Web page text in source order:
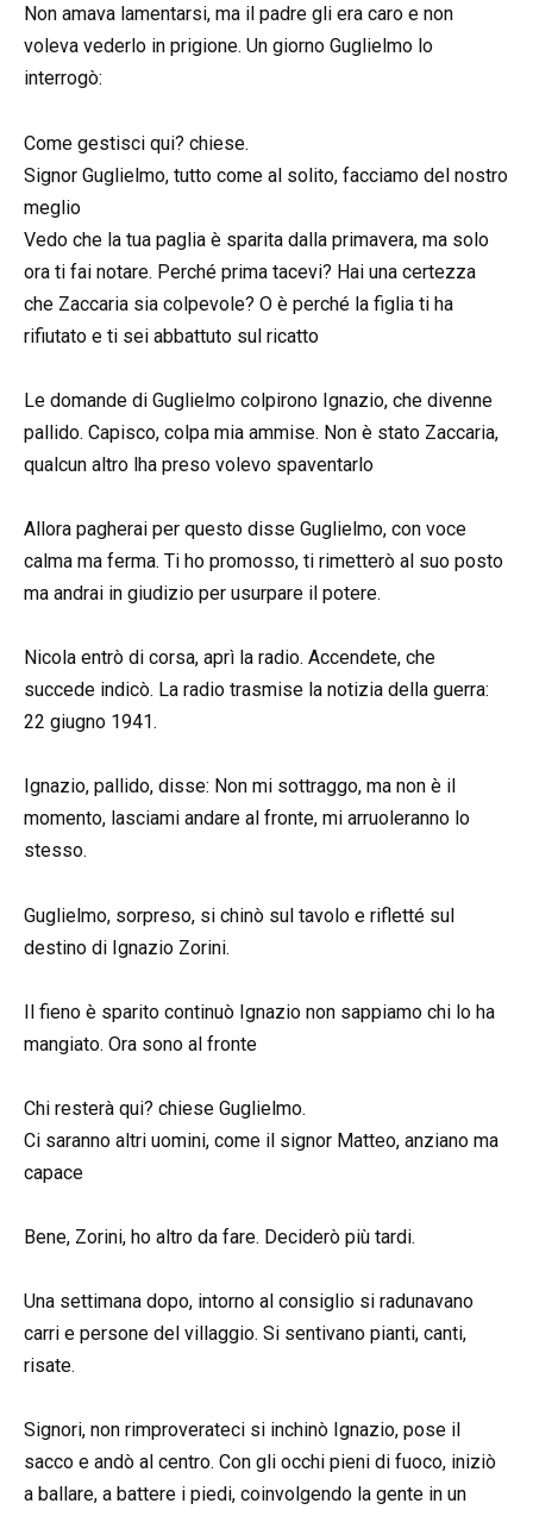
Non amava lamentarsi, ma il padre gli era caro e non
voleva vederlo in prigione. Un giorno Guglielmo lo
interrogò:
Come gestisci qui? chiese.
Signor Guglielmo, tutto come al solito, facciamo del nostro
meglio
Vedo che la tua paglia è sparita dalla primavera, ma solo
ora ti fai notare. Perché prima tacevi? Hai una certezza
che Zaccaria sia colpevole? O è perché la figlia ti ha
rifiutato e ti sei abbattuto sul ricatto
Le domande di Guglielmo colpirono Ignazio, che divenne
pallido. Capisco, colpa mia ammise. Non è stato Zaccaria,
qualcun altro lha preso volevo spaventarlo
Allora pagherai per questo disse Guglielmo, con voce
calma ma ferma. Ti ho promosso, ti rimetterò al suo posto
ma andrai in giudizio per usurpare il potere.
Nicola entrò di corsa, aprì la radio. Accendete, che
succede indicò. La radio trasmise la notizia della guerra:
22 giugno 1941.
Ignazio, pallido, disse: Non mi sottraggo, ma non è il
momento, lasciami andare al fronte, mi arruoleranno lo
stesso.
Guglielmo, sorpreso, si chinò sul tavolo e rifletté sul
destino di Ignazio Zorini.
Il fieno è sparito continuò Ignazio non sappiamo chi lo ha
mangiato. Ora sono al fronte
Chi resterà qui? chiese Guglielmo.
Ci saranno altri uomini, come il signor Matteo, anziano ma
capace
Bene, Zorini, ho altro da fare. Deciderò più tardi.
Una settimana dopo, intorno al consiglio si radunavano
carri e persone del villaggio. Si sentivano pianti, canti,
risate.
Signori, non rimproverateci si inchinò Ignazio, pose il
sacco e andò al centro. Con gli occhi pieni di fuoco, iniziò
a ballare, a battere i piedi, coinvolgendo la gente in un